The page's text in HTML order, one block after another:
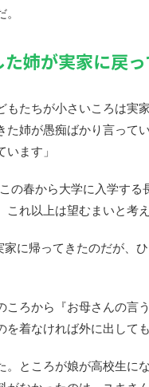
姉が実家に戻っ
もたちが小さいころは
姉が愚痴ばかり言っ
ます」
の春から大学に入学す
れ以上は望むまいと考え
に帰ってきたのだが、
ころから『お母さんの
着なければ外に出して
ところが娘が高校生に